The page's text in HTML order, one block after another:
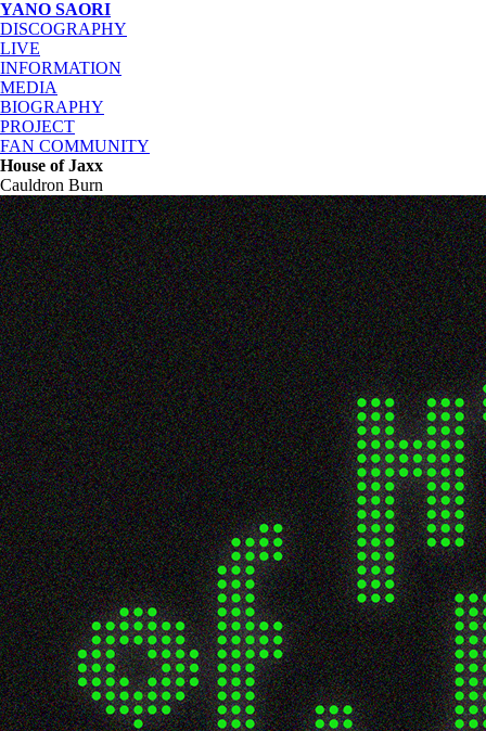
YANO SAORI
DISCOGRAPHY
LIVE
INFORMATION
MEDIA
BIOGRAPHY
PROJECT
FAN COMMUNITY
House of Jaxx
Cauldron Burn